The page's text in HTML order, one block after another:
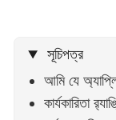
সূচিপত্র
আমি যে
কার্যকারিতা